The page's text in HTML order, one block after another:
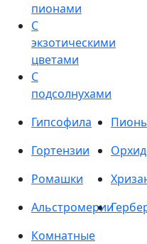
пионами
С
экзотическими
цветами
С
подсолнухами
Гипсофила
Гортензии
Ромашки
Альстромерии
Комнатные